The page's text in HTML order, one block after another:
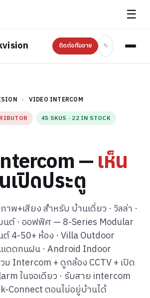
☰
ติดต่อทีมขาย ✎
› VIDEO INTERCOM
45 SKUS · 22 IN STOCK
— เห็น
เปิดประตู
พ+เสียง สำหรับ บ้านเดี่ยว · วิลล่า ·
นต์ · ออฟฟิศ — 8-Series Modular
4-50+ ห้อง · Villa Outdoor
ดดทนฝน · Android Indoor
ม Intercom + ดูกล้อง CCTV + เปิด
ในจอเดียว · รับสาย intercom
Connect ตอนไม่อยู่บ้านได้